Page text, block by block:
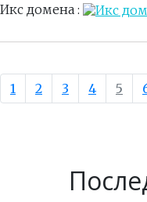
Икс домена :
1 2 3 4 5